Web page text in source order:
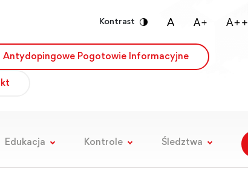
Kontrast
Antydopingowe Pogotowie Informacyjne
Edukacja Kontrole Śledztwa